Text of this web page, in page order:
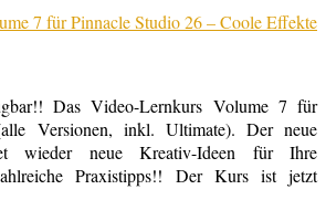
Das Video-Lernkurs Volume 7 für
Versionen, inkl. Ultimate). Der neue
wieder neue Kreativ-Ideen für Ihre
Praxistipps!! Der Kurs ist jetzt